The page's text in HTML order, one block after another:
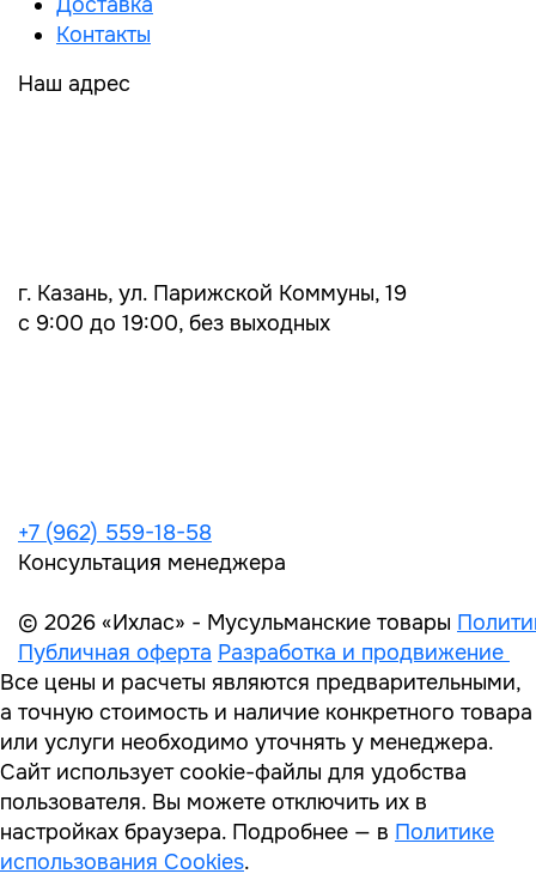
Контакты
Наш адрес
г. Казань, ул. Парижской Коммуны, 19
с 9:00 до 19:00, без выходных
+7 (962) 559-18-58
Консультация менеджера
© 2026 «Ихлас» - Мусульманские товары
Публичная оферта Разработка и продвижение
Все цены и расчеты являются предварительными,
а точную стоимость и наличие конкретного товара
или услуги необходимо уточнять у менеджера.
Сайт использует cookie-файлы для удобства
пользователя. Вы можете отключить их в
настройках браузера. Подробнее — в Политике
использования Cookies.